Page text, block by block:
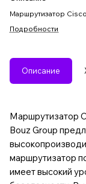
Маршрутизатор
Подробности
Описание
Маршрутизатор
Bouz Group
маршрутизатор
имеет высокий